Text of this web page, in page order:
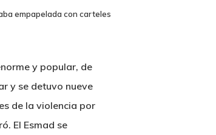
empapelada con carteles
y popular, de
y se detuvo nueve
de la violencia por
El Esmad se